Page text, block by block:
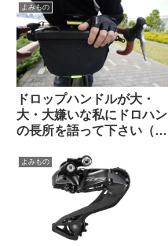
でも弱い？（海外掲示板か
ら）
よみもの
ドロップハンドルが大・
大・大嫌いな私にドロハン
の長所を語って下さい（海
よみもの